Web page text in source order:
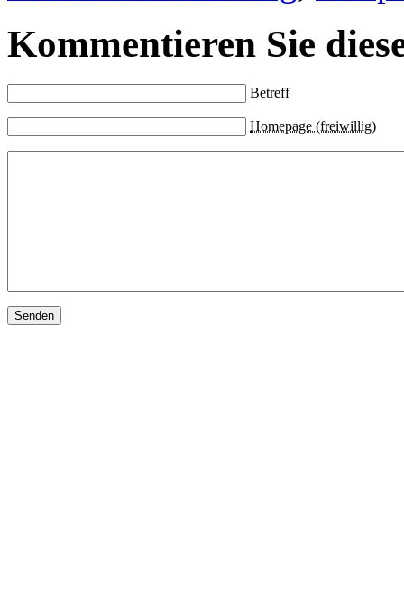
Kommentieren Sie
Betreff
Homepage (freiwillig)